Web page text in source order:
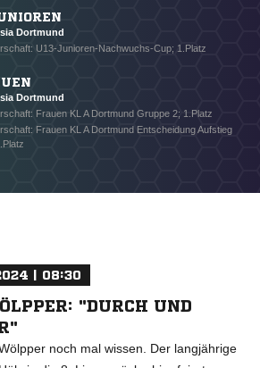
Dortmund
U13-Junioren-Nachwuchs-Cup; 1.Platz
Dortmund
Frauen KL A Dortmund Gruppe 2; 1.Platz
Frauen KL A Dortmund Entscheidung Aufstieg
| 08:30
"DURCH UND
noch mal wissen. Der langjährige